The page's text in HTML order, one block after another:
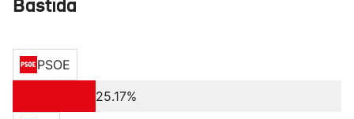
Bastida
PSOE
25.17%